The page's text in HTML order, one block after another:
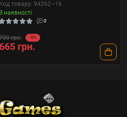
Код товару: 94262~16
В наявності
0
грн. -5%
665 грн.